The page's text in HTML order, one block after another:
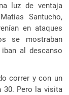
luz de ventaja
Santucho,
en ataques
se mostraban
al descanso
correr y con un
30. Pero la visita